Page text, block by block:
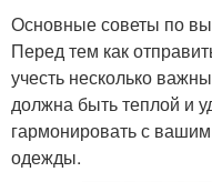
Основные советы по
Перед тем как
учесть несколько
должна быть теплой и
гармонировать с
одежды.